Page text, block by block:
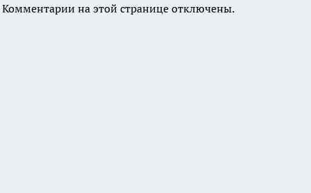
Комментарии на этой странице отключены.